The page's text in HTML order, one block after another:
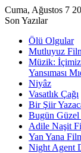
Cuma, Ağustos 7
Son Yazılar
Ölü Olgular
Mutluyuz
Müzik:
Yansıması
Niyâz
Vasatlık Çağı
Bir Şiir
Bugün
Adile Naşit
Yan Yana
Night Agent